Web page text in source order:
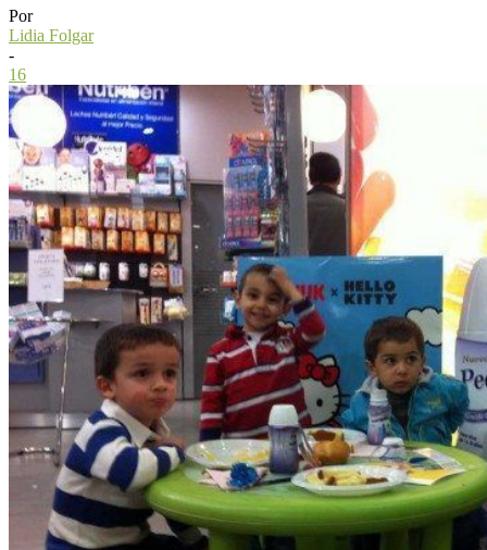
Por
Lidia Folgar
-
16